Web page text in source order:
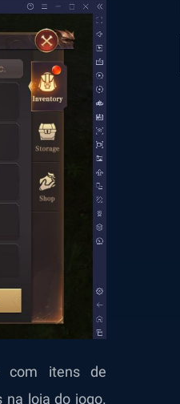
com itens de
na loja do jogo.